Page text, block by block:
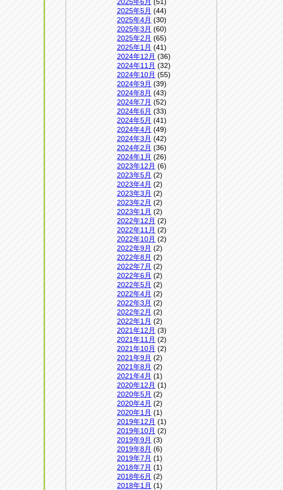
2025年5月 (44)
2025年4月 (30)
2025年3月 (60)
2025年2月 (65)
2025年1月 (41)
2024年12月 (36)
2024年11月 (32)
2024年10月 (55)
2024年9月 (39)
2024年8月 (43)
2024年7月 (52)
2024年6月 (33)
2024年5月 (41)
2024年4月 (49)
2024年3月 (42)
2024年2月 (36)
2024年1月 (26)
2023年12月 (6)
2023年5月 (2)
2023年4月 (2)
2023年3月 (2)
2023年2月 (2)
2023年1月 (2)
2022年12月 (2)
2022年11月 (2)
2022年10月 (2)
2022年9月 (2)
2022年8月 (2)
2022年7月 (2)
2022年6月 (2)
2022年5月 (2)
2022年4月 (2)
2022年3月 (2)
2022年2月 (2)
2022年1月 (2)
2021年12月 (3)
2021年11月 (2)
2021年10月 (2)
2021年9月 (2)
2021年8月 (2)
2021年4月 (1)
2020年12月 (1)
2020年5月 (2)
2020年4月 (2)
2020年1月 (1)
2019年12月 (1)
2019年10月 (2)
2019年9月 (3)
2019年8月 (6)
2019年7月 (1)
2018年7月 (1)
2018年6月 (2)
2018年1月 (1)